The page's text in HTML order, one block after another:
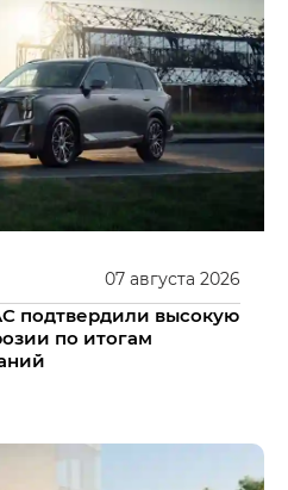
07 августа 2026
подтвердили высокую
по итогам